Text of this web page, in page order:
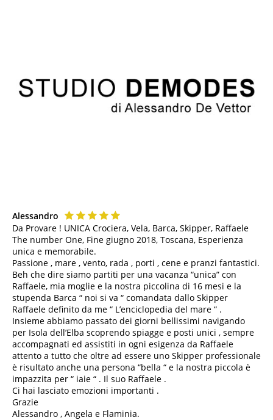
Alessandro
Da Provare ! UNICA Crociera, Vela, Barca, Skipper, Raffaele
The number One, Fine giugno 2018, Toscana, Esperienza
unica e memorabile.
Passione , mare , vento, rada , porti , cene e pranzi fantastici.
Beh che dire siamo partiti per una vacanza “unica” con
Raffaele, mia moglie e la nostra piccolina di 16 mesi e la
stupenda Barca “ noi si va “ comandata dallo Skipper
Raffaele definito da me “ L’enciclopedia del mare “ .
Insieme abbiamo passato dei giorni bellissimi navigando
per Isola dell’Elba scoprendo spiagge e posti unici , sempre
accompagnati ed assistiti in ogni esigenza da Raffaele
attento a tutto che oltre ad essere uno Skipper professionale
è risultato anche una persona “bella “ e la nostra piccola è
impazzita per “ iaie “ . Il suo Raffaele .
Ci hai lasciato emozioni importanti .
Grazie
Alessandro , Angela e Flaminia.